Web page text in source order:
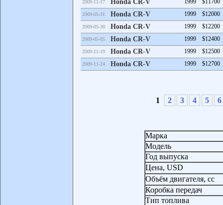
2009-11-17 Honda CR-V 1999 $11700
2009-05-31 Honda CR-V 1999 $12000
2009-05-30 Honda CR-V 1999 $12200
2009-05-05 Honda CR-V 1999 $12400
2009-11-19 Honda CR-V 1999 $12500
2009-11-24 Honda CR-V 1999 $12700
1 2 3 4 5 6
Марка
Модель
Год выпуска
Цена, USD
Объём двигателя, сс
Коробка передач
Тип топлива